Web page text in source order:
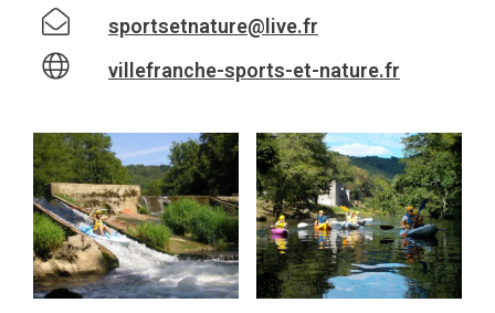
sportsetnature@live.fr
villefranche-sports-et-nature.fr